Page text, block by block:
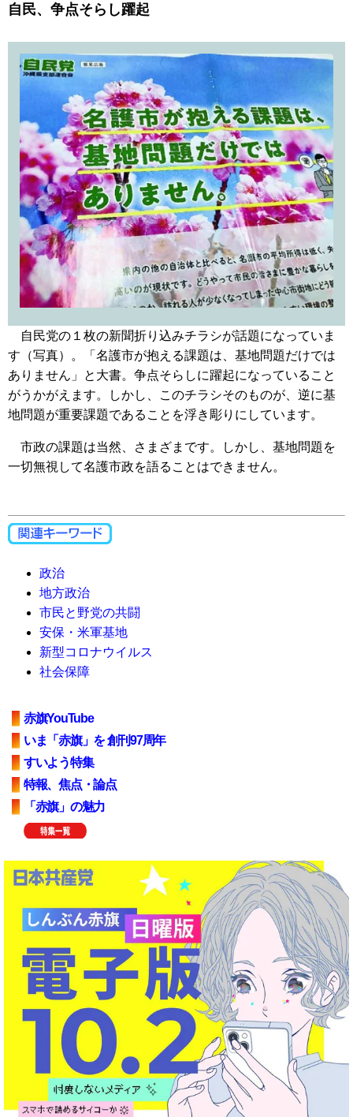
自民、争点そらし躍起
自民党の１枚の新聞折り込みチラシが話題になっていま
す（写真）。「名護市が抱える課題は、基地問題だけでは
ありません」と大書。争点そらしに躍起になっていること
がうかがえます。しかし、このチラシそのものが、逆に基
地問題が重要課題であることを浮き彫りにしています。
市政の課題は当然、さまざまです。しかし、基地問題を
一切無視して名護市政を語ることはできません。
政治
地方政治
市民と野党の共闘
安保・米軍基地
新型コロナウイルス
社会保障
赤旗YouTube
いま「赤旗」を 創刊97周年
すいよう特集
特報、焦点・論点
「赤旗」の魅力